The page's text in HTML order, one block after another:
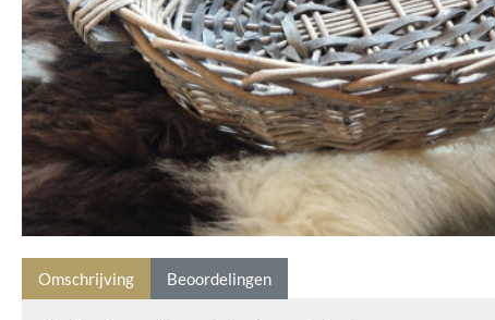
Omschrijving Beoordelingen